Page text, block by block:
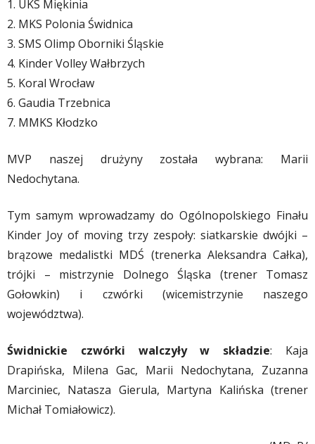
1. UKS Miękinia
2. MKS Polonia Świdnica
3. SMS Olimp Oborniki Śląskie
4. Kinder Volley Wałbrzych
5. Koral Wrocław
6. Gaudia Trzebnica
7. MMKS Kłodzko
MVP naszej drużyny została wybrana: Marii
Nedochytana.
Tym samym wprowadzamy do Ogólnopolskiego Finału
Kinder Joy of moving trzy zespoły: siatkarskie dwójki –
brązowe medalistki MDŚ (trenerka Aleksandra Całka),
trójki – mistrzynie Dolnego Śląska (trener Tomasz
Gołowkin) i czwórki (wicemistrzynie naszego
województwa).
Świdnickie czwórki walczyły w składzie: Kaja
Drapińska, Milena Gac, Marii Nedochytana, Zuzanna
Marciniec, Natasza Gierula, Martyna Kalińska (trener
Michał Tomiałowicz).